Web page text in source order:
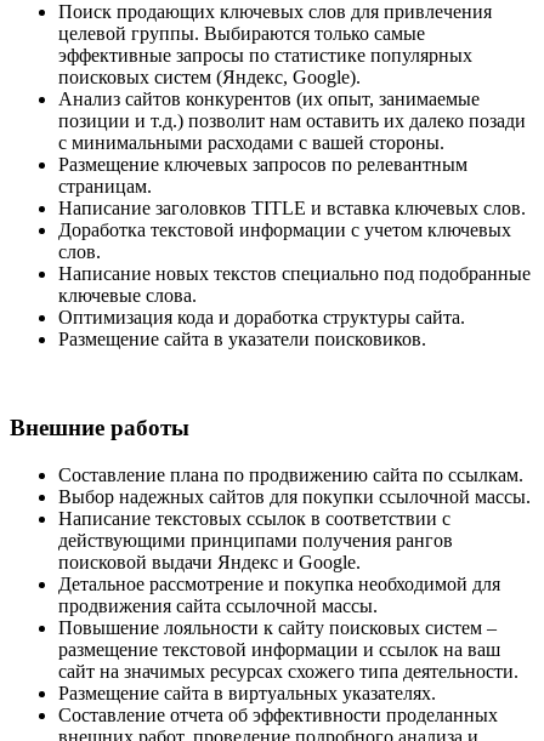
Поиск продающих ключевых слов для привлечения
целевой группы. Выбираются только самые
эффективные запросы по статистике популярных
поисковых систем (Яндекс, Google).
Анализ сайтов конкурентов (их опыт, занимаемые
позиции и т.д.) позволит нам оставить их далеко позади
с минимальными расходами с вашей стороны.
Размещение ключевых запросов по релевантным
страницам.
Написание заголовков TITLE и вставка ключевых слов.
Доработка текстовой информации с учетом ключевых
слов.
Написание новых текстов специально под подобранные
ключевые слова.
Оптимизация кода и доработка структуры сайта.
Размещение сайта в указатели поисковиков.
Внешние работы
Составление плана по продвижению сайта по ссылкам.
Выбор надежных сайтов для покупки ссылочной массы.
Написание текстовых ссылок в соответствии с
действующими принципами получения рангов
поисковой выдачи Яндекс и Google.
Детальное рассмотрение и покупка необходимой для
продвижения сайта ссылочной массы.
Повышение лояльности к сайту поисковых систем –
размещение текстовой информации и ссылок на ваш
сайт на значимых ресурсах схожего типа деятельности.
Размещение сайта в виртуальных указателях.
Составление отчета об эффективности проделанных
внешних работ, проведение подробного анализа и